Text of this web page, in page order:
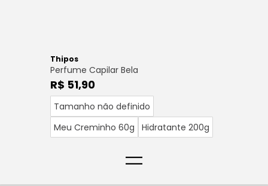
Thipos
Perfume Capilar Bela
R$ 51,90
Tamanho não definido
Meu Creminho 60g
Hidratante 200g
=